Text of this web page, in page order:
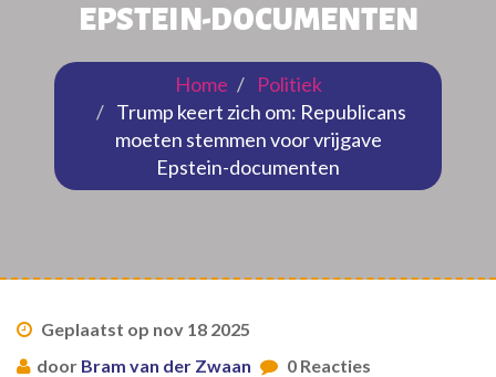
EPSTEIN-DOCUMENTEN
Home
Politiek
Trump keert zich om: Republicans
moeten stemmen voor vrijgave
Epstein-documenten
Geplaatst op nov 18 2025
door Bram van der Zwaan 0 Reacties